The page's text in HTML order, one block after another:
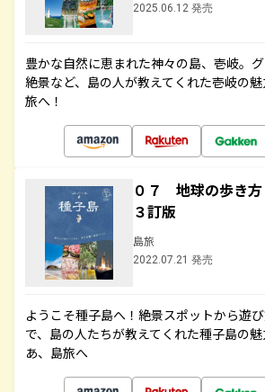
2025.06.12 発売
豊かな自然に恵まれた神々の島、壱岐。
絶景など、島の人が教えてくれた壱岐の
旅へ！
０７ 地球の歩き
３訂版
島旅
2022.07.21 発売
ようこそ種子島へ！絶景スポットから遊
で、島の人たちが教えてくれた種子島の
あ、島旅へ